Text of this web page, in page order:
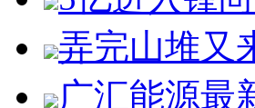
弄完山堆又
广汇能源最